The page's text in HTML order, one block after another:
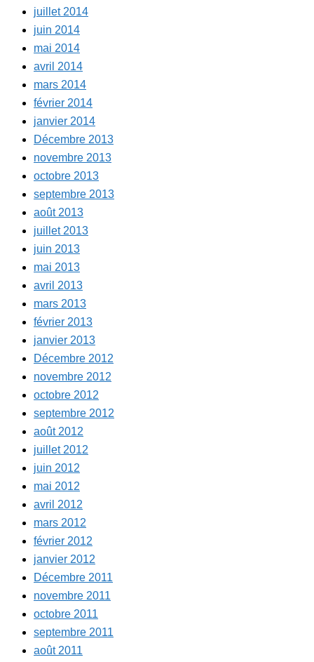
juillet 2014
juin 2014
mai 2014
avril 2014
mars 2014
février 2014
janvier 2014
Décembre 2013
novembre 2013
octobre 2013
septembre 2013
août 2013
juillet 2013
juin 2013
mai 2013
avril 2013
mars 2013
février 2013
janvier 2013
Décembre 2012
novembre 2012
octobre 2012
septembre 2012
août 2012
juillet 2012
juin 2012
mai 2012
avril 2012
mars 2012
février 2012
janvier 2012
Décembre 2011
novembre 2011
octobre 2011
septembre 2011
août 2011